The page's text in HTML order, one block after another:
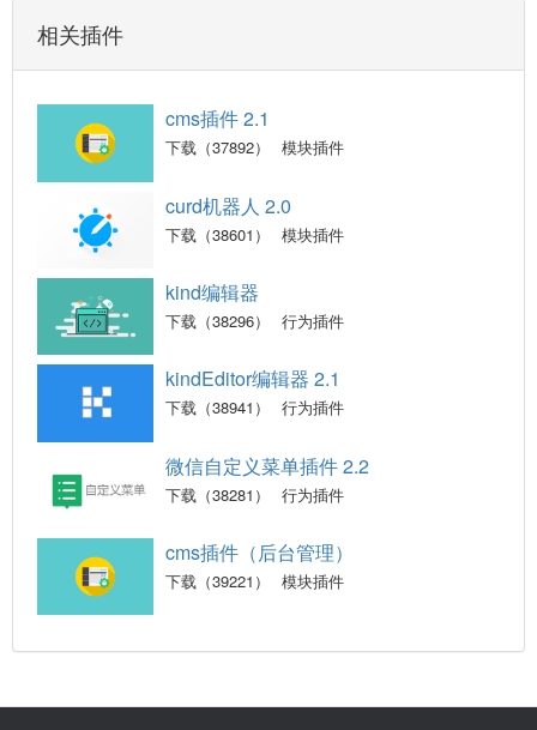
相关插件
cms插件 2.1
下载（37892） 模块插件
curd机器人 2.0
下载（38601） 模块插件
kind编辑器
下载（38296） 行为插件
kindEditor编辑器 2.1
下载（38941） 行为插件
微信自定义菜单插件 2.2
下载（38281） 行为插件
cms插件（后台管理）
下载（39221） 模块插件